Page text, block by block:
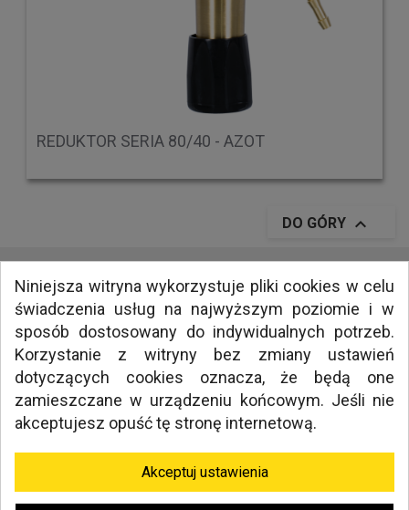
REDUKTOR SERIA 80/40 - AZOT
DO GÓRY 
INFORMACJE
MEDIA
NAWIGACJA
TWORZENIE SKLEPÓW INTERNETOWYCH KRAKÓW MILLENIUM STUDIO
Niniejsza witryna wykorzystuje pliki cookies w celu
świadczenia usług na najwyższym poziomie i w
sposób dostosowany do indywidualnych potrzeb.
Korzystanie z witryny bez zmiany ustawień
dotyczących cookies oznacza, że będą one
zamieszczane w urządzeniu końcowym. Jeśli nie
akceptujesz opuść tę stronę internetową.
Akceptuj ustawienia